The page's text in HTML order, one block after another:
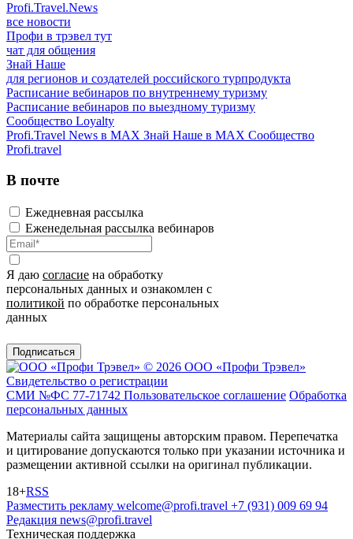
Profi.Travel.News
все новости
Профи в трэвел тут
чат для общения
Знай Наше
для регионов и создателей российского турпродукта
Расписание вебинаров по внутреннему туризму
Расписание вебинаров по выездному туризму
Сообщество Loyalty
Profi.Travel News в MAX Знай Наше в MAX Сообщество
Profi.travel
В почте
Ежедневная рассылка
Еженедельная рассылка вебинаров
Я даю согласие на обработку
персональных данных и ознакомлен с
политикой по обработке персональных
данных
Подписаться
© 2026 ООО «Профи Трэвeл»
Свидетельство о регистрации
СМИ №ФС 77-71742 Пользовательское соглашение Обработка
персональных данных
Материалы сайта защищены авторским правом. Перепечатка
и цитирование допускаются только при указании источника и
размещении активной ссылки на оригинал публикации.
18+RSS
Разместить рекламу welcome@profi.travel +7 (931) 009 69 94
Редакция news@profi.travel
Техническая поддержка